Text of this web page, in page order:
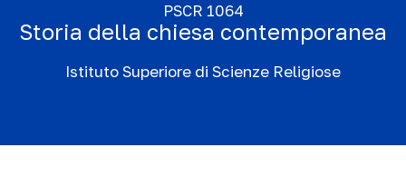
PSCR 1064
Storia della chiesa contemporanea
Istituto Superiore di Scienze Religiose